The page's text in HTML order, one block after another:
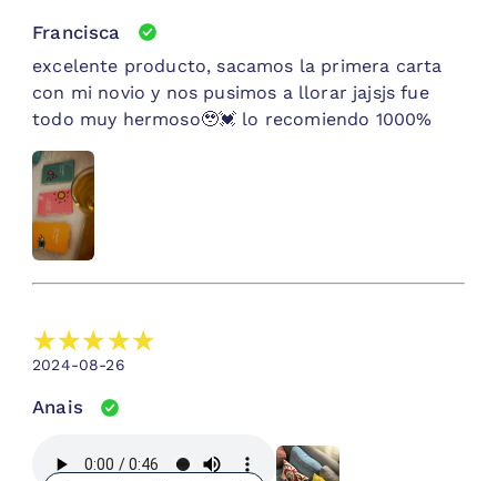
Francisca
excelente producto, sacamos la primera carta
con mi novio y nos pusimos a llorar jajsjs fue
todo muy hermoso🥹💓 lo recomiendo 1000%
2024-08-26
Anais